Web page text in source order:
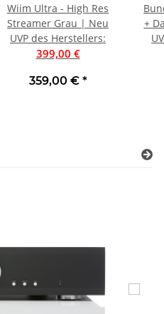
Wiim Ultra - High Res
Streamer Grau | Neu
UVP des Herstellers:
399,00 €
359,00 € *
+